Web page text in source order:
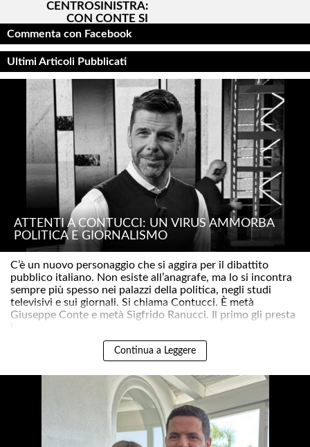
CENTROSINISTRA:
CON CONTE SI
PERDE
Commenta con Facebook
Ultimi Articoli Pubblicati
ATTENTI A CONTUCCI: UN VIRUS AMMORBA
POLITICA E GIORNALISMO
C’è un nuovo personaggio che si aggira per il dibattito
pubblico italiano. Non esiste all’anagrafe, ma lo si incontra
sempre più spesso nei palazzi della politica, negli studi
televisivi e sui giornali. Si chiama Contucci. È metà
Giuseppe Conte e metà Sigfrido Ranucci. Il primo gli presta
i..
Continua a Leggere